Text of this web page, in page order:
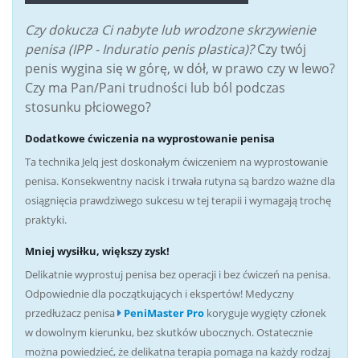
Czy dokucza Ci nabyte lub wrodzone skrzywienie
penisa (IPP - Induratio penis plastica)?Czy twój
penis wygina się w górę, w dół, w prawo czy w lewo?
Czy ma Pan/Pani trudności lub ból podczas
stosunku płciowego?
Dodatkowe ćwiczenia na wyprostowanie penisa
Ta technika Jelq jest doskonałym ćwiczeniem na wyprostowanie
penisa. Konsekwentny nacisk i trwała rutyna są bardzo ważne dla
osiągnięcia prawdziwego sukcesu w tej terapii i wymagają trochę
praktyki.
Mniej wysiłku, większy zysk!
Delikatnie wyprostuj penisa bez operacji i bez ćwiczeń na penisa.
Odpowiednie dla początkujących i ekspertów! Medyczny
przedłużacz penisa
PeniMaster Pro koryguje wygięty członek
w dowolnym kierunku, bez skutków ubocznych. Ostatecznie
można powiedzieć, że delikatna terapia pomaga na każdy rodzaj